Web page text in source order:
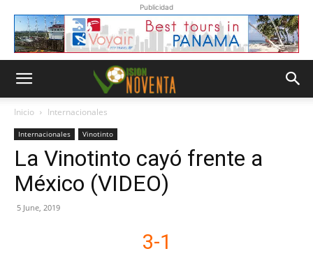
Publicidad
Inicio Internacionales
Internacionales Vinotinto
La Vinotinto cayó frente a
México (VIDEO)
5 June, 2019
3-1